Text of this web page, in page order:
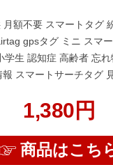
月額不要 スマートタグ
gpsタグ ミニ スマ
学生 認知症 高齢者 忘
報 スマートサーチタグ
1,380 円
商品はこち